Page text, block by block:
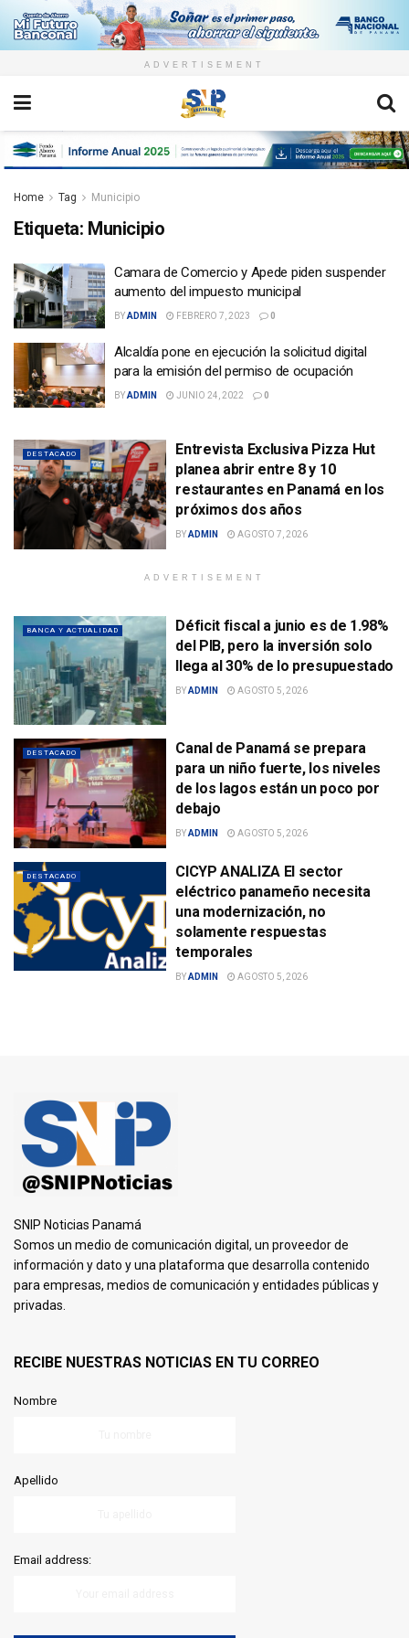
ADVERTISEMENT
Home Tag Municipio
Etiqueta: Municipio
Camara de Comercio y Apede piden suspender
aumento del impuesto municipal
BYADMIN FEBRERO 7, 2023 0
Alcaldía pone en ejecución la solicitud digital
para la emisión del permiso de ocupación
BYADMIN JUNIO 24, 2022 0
DESTACADO
Entrevista Exclusiva Pizza Hut
planea abrir entre 8 y 10
restaurantes en Panamá en los
próximos dos años
BYADMIN AGOSTO 7, 2026
ADVERTISEMENT
BANCA Y ACTUALIDAD
Déficit fiscal a junio es de 1.98%
del PIB, pero la inversión solo
llega al 30% de lo presupuestado
BYADMIN AGOSTO 5, 2026
DESTACADO
Canal de Panamá se prepara
para un niño fuerte, los niveles
de los lagos están un poco por
debajo
BYADMIN AGOSTO 5, 2026
DESTACADO
CICYP ANALIZA El sector
eléctrico panameño necesita
una modernización, no
solamente respuestas
temporales
BYADMIN AGOSTO 5, 2026
SNIP Noticias Panamá
Somos un medio de comunicación digital, un proveedor de
información y dato y una plataforma que desarrolla contenido
para empresas, medios de comunicación y entidades públicas y
privadas.
RECIBE NUESTRAS NOTICIAS EN TU CORREO
Nombre
Apellido
Email address: